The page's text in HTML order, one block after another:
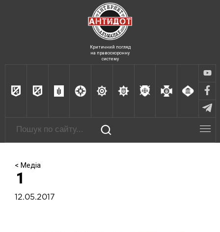
Критичний погляд
на правоохоронну
систему
< Медіа
1
12.05.2017